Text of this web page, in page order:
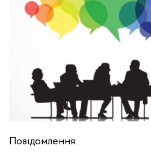
Повідомлення: